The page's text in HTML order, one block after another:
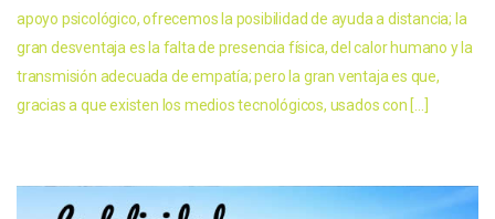
apoyo psicológico, ofrecemos la posibilidad de ayuda a distancia; la
gran desventaja es la falta de presencia física, del calor humano y la
transmisión adecuada de empatía; pero la gran ventaja es que,
gracias a que existen los medios tecnológicos, usados con […]